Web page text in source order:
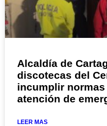
Alcaldía de
discotecas del
incumplir
atención de
LEER MAS